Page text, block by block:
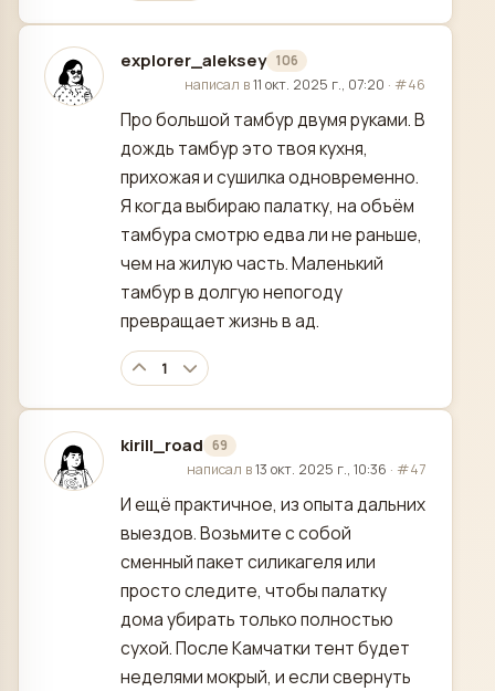
explorer_aleksey 106
отредактировано
написал в11 окт. 2025 г., 07:20 · #46
Про большой тамбур двумя руками. В
дождь тамбур это твоя кухня,
прихожая и сушилка одновременно.
Я когда выбираю палатку, на объём
тамбура смотрю едва ли не раньше,
чем на жилую часть. Маленький
тамбур в долгую непогоду
превращает жизнь в ад.
1
kirill_road 69
отредактировано
написал в13 окт. 2025 г., 10:36 · #47
И ещё практичное, из опыта дальних
выездов. Возьмите с собой
сменный пакет силикагеля или
просто следите, чтобы палатку
дома убирать только полностью
сухой. После Камчатки тент будет
неделями мокрый, и если свернуть